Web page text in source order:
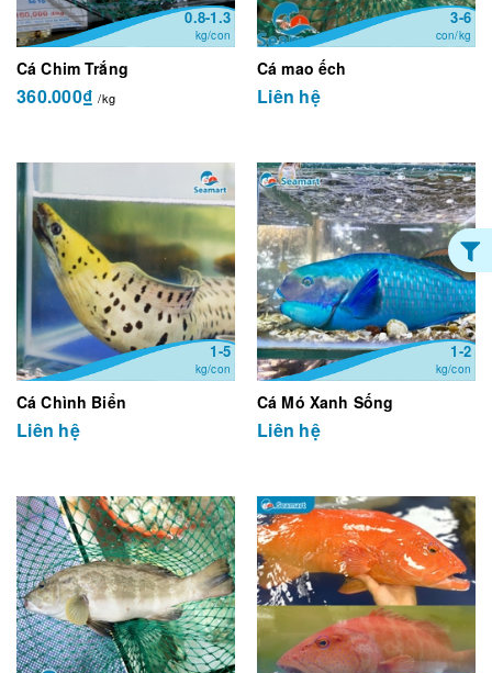
0.8-1.3
kg/con
Cá Chim Trắng
360.000₫/kg
3-6
con/kg
Cá mao ếch
Liên hệ
1-5
kg/con
Cá Chình Biển
Liên hệ
1-2
kg/con
Cá Mó Xanh Sống
Liên hệ